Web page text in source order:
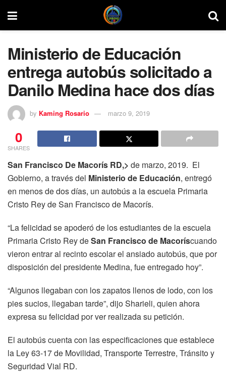
Ministerio de Educación
entrega autobús solicitado a
Danilo Medina hace dos días
by Kaming Rosario marzo 9, 2019
0
SHARES
San Francisco De Macorís RD,> de marzo, 2019. El
Gobierno, a través del Ministerio de Educación, entregó
en menos de dos días, un autobús a la escuela Primaria
Cristo Rey de San Francisco de Macorís.
“La felicidad se apoderó de los estudiantes de la escuela
Primaria Cristo Rey deSan Francisco de Macoríscuando
vieron entrar al recinto escolar el ansiado autobús, que por
disposición del presidente Medina, fue entregado hoy”.
“Algunos llegaban con los zapatos llenos de lodo, con los
pies sucios, llegaban tarde”, dijo Sharieli, quien ahora
expresa su felicidad por ver realizada su petición.
El autobús cuenta con las especificaciones que establece
la Ley 63-17 de Movilidad, Transporte Terrestre, Tránsito y
Seguridad Vial RD.